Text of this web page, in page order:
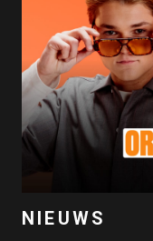
NIEUWS